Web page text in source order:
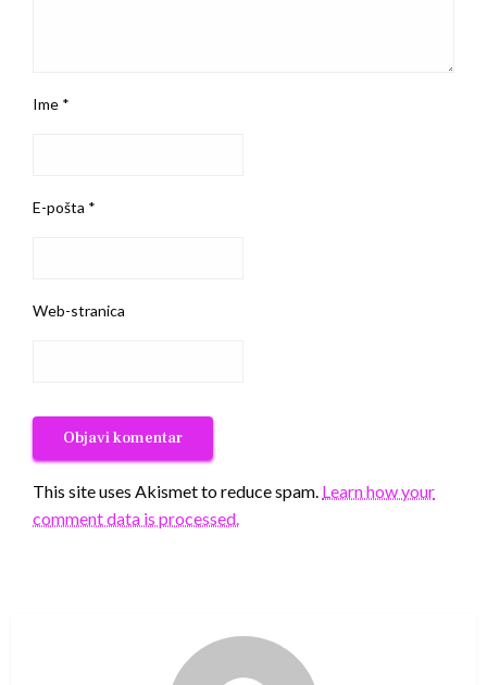
Ime *
E-pošta *
Web-stranica
This site uses Akismet to reduce spam. Learn how your
comment data is processed.